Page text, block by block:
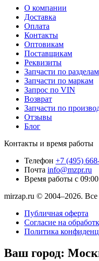
О компании
Доставка
Оплата
Контакты
Оптовикам
Поставщикам
Реквизиты
Запчасти по разделам
Запчасти по маркам
Запрос по VIN
Возврат
Запчасти по
Отзывы
Блог
Контакты и время работы
Телефон +7 (495)
Почта info@mzpr.ru
Время работы с
mirzap.ru © 2004–2026.
Публичная оферта
Согласие на
Политика
Ваш город: